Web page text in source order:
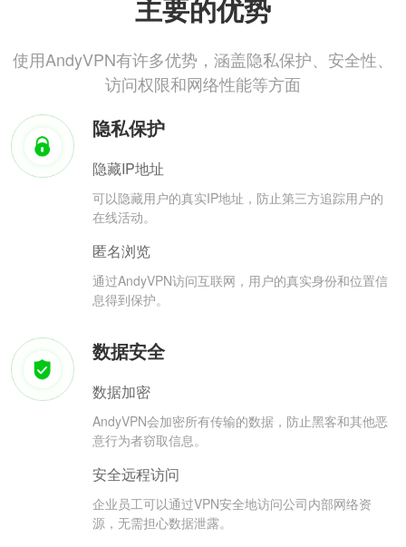
主要的优势
使用AndyVPN有许多优势，涵盖隐私保护、安全性、
访问权限和网络性能等方面
隐私保护
隐藏IP地址
可以隐藏用户的真实IP地址，防止第三方追踪用户的
在线活动。
匿名浏览
通过AndyVPN访问互联网，用户的真实身份和位置信
息得到保护。
数据安全
数据加密
AndyVPN会加密所有传输的数据，防止黑客和其他恶
意行为者窃取信息。
安全远程访问
企业员工可以通过VPN安全地访问公司内部网络资
源，无需担心数据泄露。